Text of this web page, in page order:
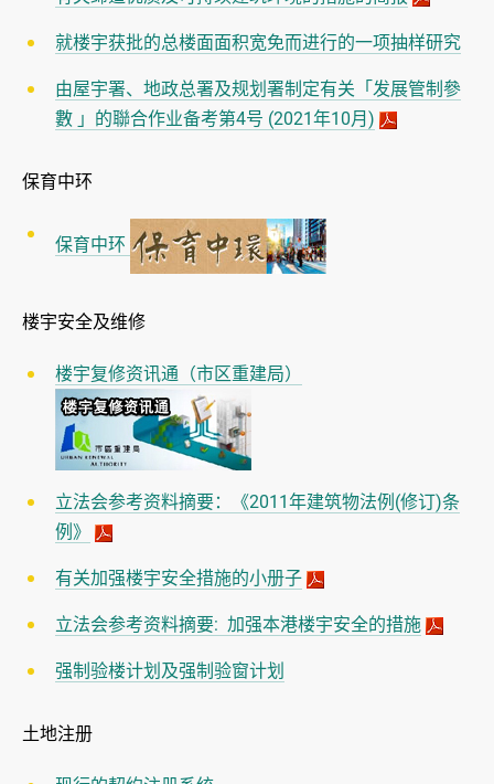
就楼宇获批的总楼面面积宽免而进行的一项抽样研究
由屋宇署、地政总署及规划署制定有关「发展管制參
數 」的聯合作业备考第4号 (2021年10月)
保育中环
保育中环
楼宇安全及维修
楼宇复修资讯通（市区重建局）
立法会参考资料摘要：《2011年建筑物法例(修订)条
例》
有关加强楼宇安全措施的小册子
立法会参考资料摘要: 加强本港楼宇安全的措施
强制验楼计划及强制验窗计划
土地注册